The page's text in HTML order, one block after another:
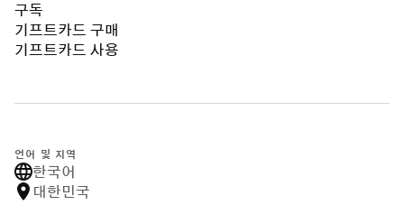
구독
기프트카드 구매
기프트카드 사용
언어 및 지역
한국어
대한민국